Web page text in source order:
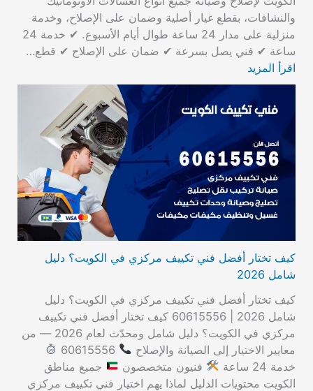
والنشافات، بقطع غيار أصلية وضمان على الإصلاح، وخدمة
منزلية على مدار 24 ساعة طوال أيام الأسبوع. ✔ خدمة 24
ساعة ✔ فني يصل بسرعة ✔ ضمان على الإصلاح ✔ قطع…
اقرأ المزيد
كيف تختار أفضل فني تكييف مركزي في الكويت؟ دليل
شامل 2026
كيف تختار أفضل فني تكييف مركزي في الكويت؟ دليل
شامل 2026 | 60615556 كيف تختار أفضل فني تكييف
مركزي في الكويت؟ دليل شامل ومحدّث لعام 2026 — من
معايير الاختيار إلى الصيانة والإصلاح
خدمة 24 ساعة
فنيون متخصصون
جميع مناطق
الكويت محتويات الدليل لماذا يهم اختيار فني تكييف مركزي